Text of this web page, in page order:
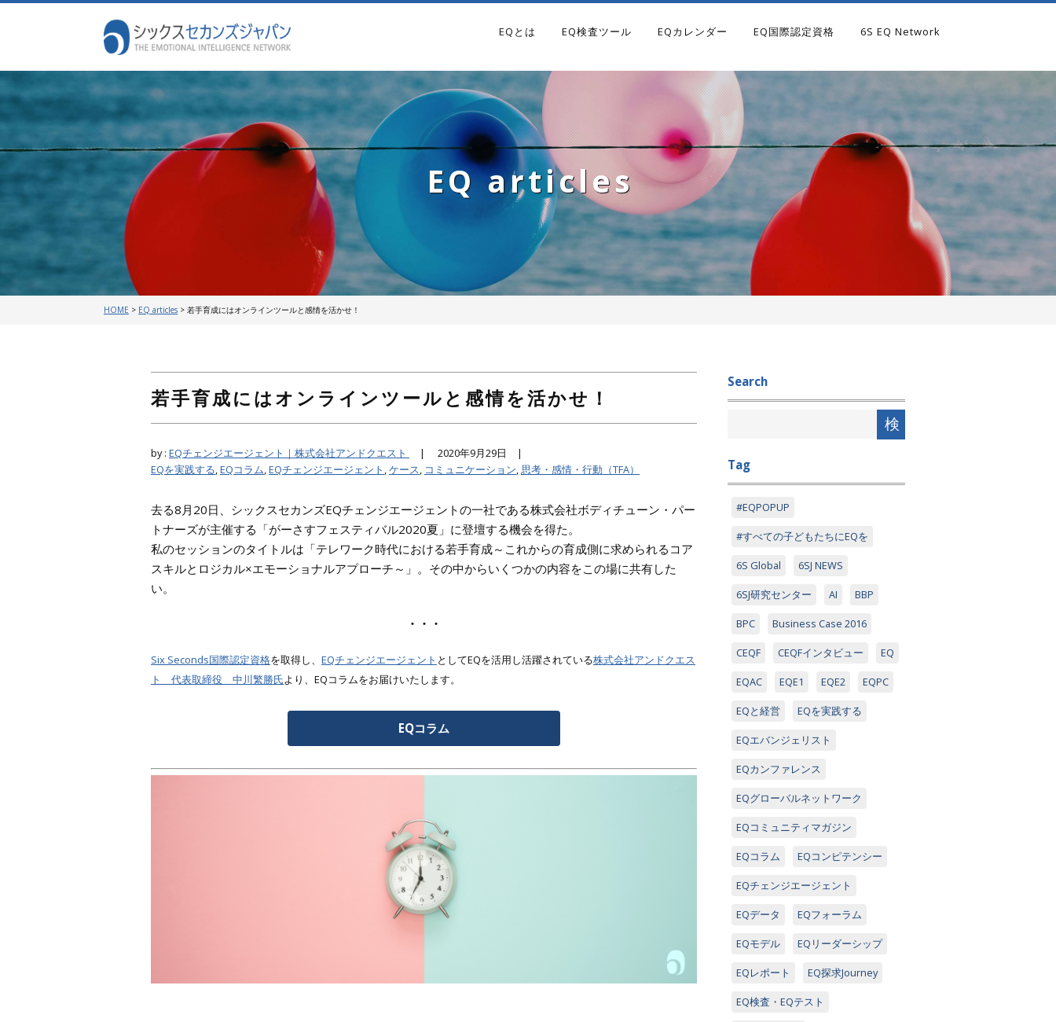
EQとは EQ検査ツール EQカレンダー EQ国際認定資格 6S EQ Network
EQ articles
HOME > EQ articles > 若手育成にはオンラインツールと感情を活かせ！
若手育成にはオンラインツールと感情を活かせ！
by : EQチェンジエージェント｜株式会社アンドクエスト |
2020年9月29日 |
EQを実践する,EQコラム,EQチェンジエージェント ,ケース, コミュニケーション,思考・感情・行動（TFA）
去る8月20日、シックスセカンズEQチェンジエージェントの一社である株式会社ボディチューン・パー
トナーズが主催する「がーさすフェスティバル2020夏」に登壇する機会を得た。
私のセッションのタイトルは「テレワーク時代における若手育成～これからの育成側に求められるコア
スキルとロジカル×エモーショナルアプローチ～」。その中からいくつかの内容をこの場に共有した
い。
・・・
Six Seconds国際認定資格を取得し、 EQチェンジエージェント としてEQを活用し活躍されている株式会社アンドクエス
ト 代表取締役 中川繁勝氏より、EQコラムをお届けいたします。
EQコラム
Search
Tag
#EQPOPUP
#すべての子どもたちにEQを
6S Global 6SJ NEWS
6SJ研究センター AI BBP
BPC Business Case 2016
CEQF CEQFインタビュー EQ
EQAC EQE1 EQE2 EQPC
EQと経営 EQを実践する
EQエバンジェリスト
EQカンファレンス
EQグローバルネットワーク
EQコミュニティマガジン
EQコラム EQコンピテンシー
EQチェンジエージェント
EQデータ EQフォーラム
EQモデル EQリーダーシップ
EQレポート EQ探求Journey
EQ検査・EQテスト